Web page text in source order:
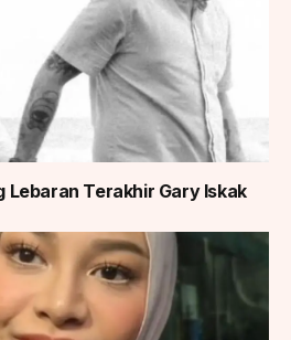
Lebaran Terakhir Gary Iskak